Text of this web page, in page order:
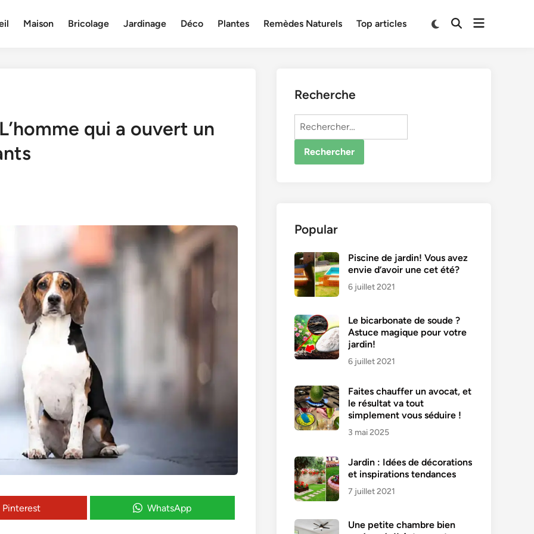
Maison Bricolage Jardinage Déco Plantes Remèdes Naturels Top articles
SwitchOpenOpen
qui a ouvert un
Pinterest WhatsApp
Recherche
Rechercher :
Popular
Piscine de jardin! Vous avez
envie d’avoir une cet été?
6 juillet 2021
Le bicarbonate de soude ?
Astuce magique pour votre
jardin!
6 juillet 2021
Faites chauffer un avocat, et
le résultat va tout
simplement vous séduire !
3 mai 2025
Jardin : Idées de décorations
et inspirations tendances
7 juillet 2021
Une petite chambre bien